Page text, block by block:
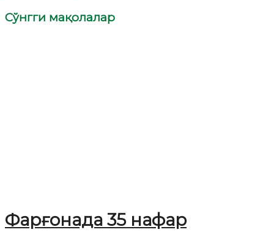
Сўнгги мақолалар
Фарғонада 35 нафар